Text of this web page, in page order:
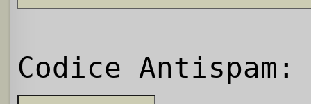
Codice Antispam: